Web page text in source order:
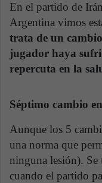
En el partido de
Argentina vimos
trata de un
jugador haya
repercuta en la
Séptimo cambio
Aunque los 5
una norma que
ninguna lesión). Se
cuando el partido